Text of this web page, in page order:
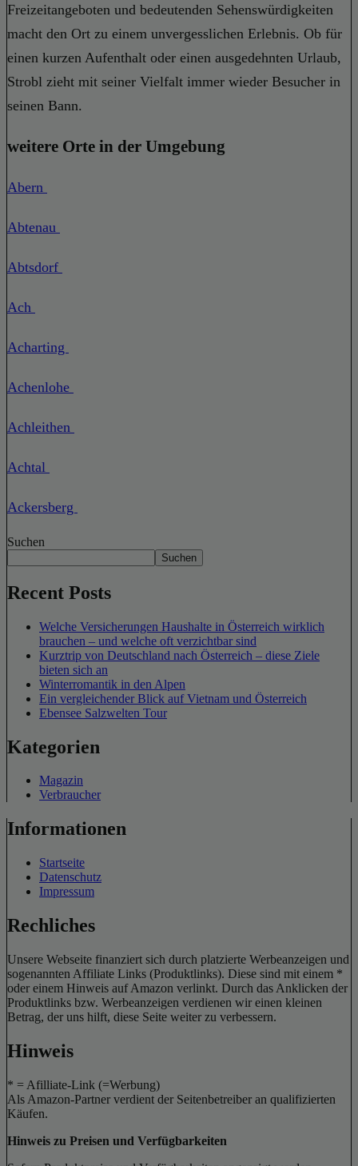
Freizeitangeboten und bedeutenden Sehenswürdigkeiten
macht den Ort zu einem unvergesslichen Erlebnis. Ob für
einen kurzen Aufenthalt oder einen ausgedehnten Urlaub,
Strobl zieht mit seiner Vielfalt immer wieder Besucher in
seinen Bann.
weitere Orte in der Umgebung
Abern
Abtenau
Abtsdorf
Ach
Acharting
Achenlohe
Achleithen
Achtal
Ackersberg
Suchen
Suchen
Recent Posts
Welche Versicherungen Haushalte in Österreich wirklich
brauchen – und welche oft verzichtbar sind
Kurztrip von Deutschland nach Österreich – diese Ziele
bieten sich an
Winterromantik in den Alpen
Ein vergleichender Blick auf Vietnam und Österreich
Ebensee Salzwelten Tour
Kategorien
Magazin
Verbraucher
Informationen
Startseite
Datenschutz
Impressum
Rechliches
Unsere Webseite finanziert sich durch platzierte Werbeanzeigen und
sogenannten Affiliate Links (Produktlinks). Diese sind mit einem *
oder einem Hinweis auf Amazon verlinkt. Durch das Anklicken der
Produktlinks bzw. Werbeanzeigen verdienen wir einen kleinen
Betrag, der uns hilft, diese Seite weiter zu verbessern.
Hinweis
* = Afilliate-Link (=Werbung)
Als Amazon-Partner verdient der Seitenbetreiber an qualifizierten
Käufen.
Hinweis zu Preisen und Verfügbarkeiten